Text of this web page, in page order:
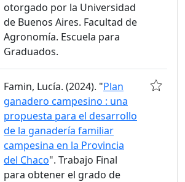
otorgado por la Universidad
de Buenos Aires. Facultad de
Agronomía. Escuela para
Graduados.
Famin, Lucía. (2024). "Plan
ganadero campesino : una
propuesta para el desarrollo
de la ganadería familiar
campesina en la Provincia
del Chaco". Trabajo Final
para obtener el grado de